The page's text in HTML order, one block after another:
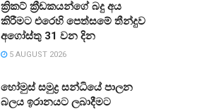
ක්‍රිකට් ක්‍රීඩකයන්ගේ බදු අය
කිරීමට එරෙහි පෙත්සමේ තීන්දුව
අගෝස්තු 31 වන දින
5 AUGUST 2026
හෝමුස් සමුද්‍ර සන්ධියේ පාලන
බලය ඉරානයට ලබාදීමට